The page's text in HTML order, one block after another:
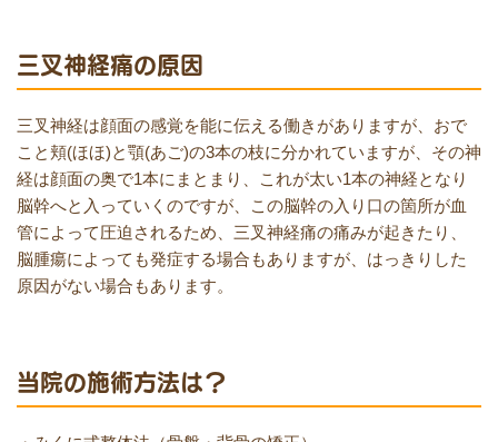
三叉神経痛の原因
三叉神経は顔面の感覚を能に伝える働きがありますが、おで
こと頬(ほほ)と顎(あご)の3本の枝に分かれていますが、その神
経は顔面の奥で1本にまとまり、これが太い1本の神経となり
脳幹へと入っていくのですが、この脳幹の入り口の箇所が血
管によって圧迫されるため、三叉神経痛の痛みが起きたり、
脳腫瘍によっても発症する場合もありますが、はっきりした
原因がない場合もあります。
当院の施術方法は？